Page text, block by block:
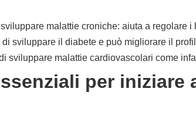
malattie croniche: aiuta a regolare
sviluppare il diabete e può migliorare il
sviluppare malattie cardiovascolari come
per iniziare